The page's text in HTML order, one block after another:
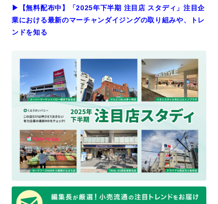
▶︎【無料配布中】「2025年下半期 注目店 スタディ」注目企
業における最新のマーチャンダイジングの取り組みや、トレ
ンドを知る